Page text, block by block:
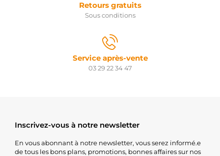
Retours gratuits
Sous conditions
Service après-vente
03 29 22 34 47
Inscrivez-vous à notre newsletter
En vous abonnant à notre newsletter, vous serez informé.e
de tous les bons plans, promotions, bonnes affaires sur nos